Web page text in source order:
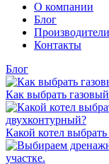
О компании
Блог
Производители
Контакты
Блог
Как выбрать
Какой котел